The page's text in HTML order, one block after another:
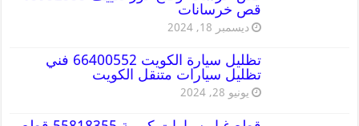
قص خرسانات
ديسمبر 18, 2024
تظليل سيارة الكويت 66400552 فني
تظليل سيارات متنقل الكويت
يونيو 28, 2024